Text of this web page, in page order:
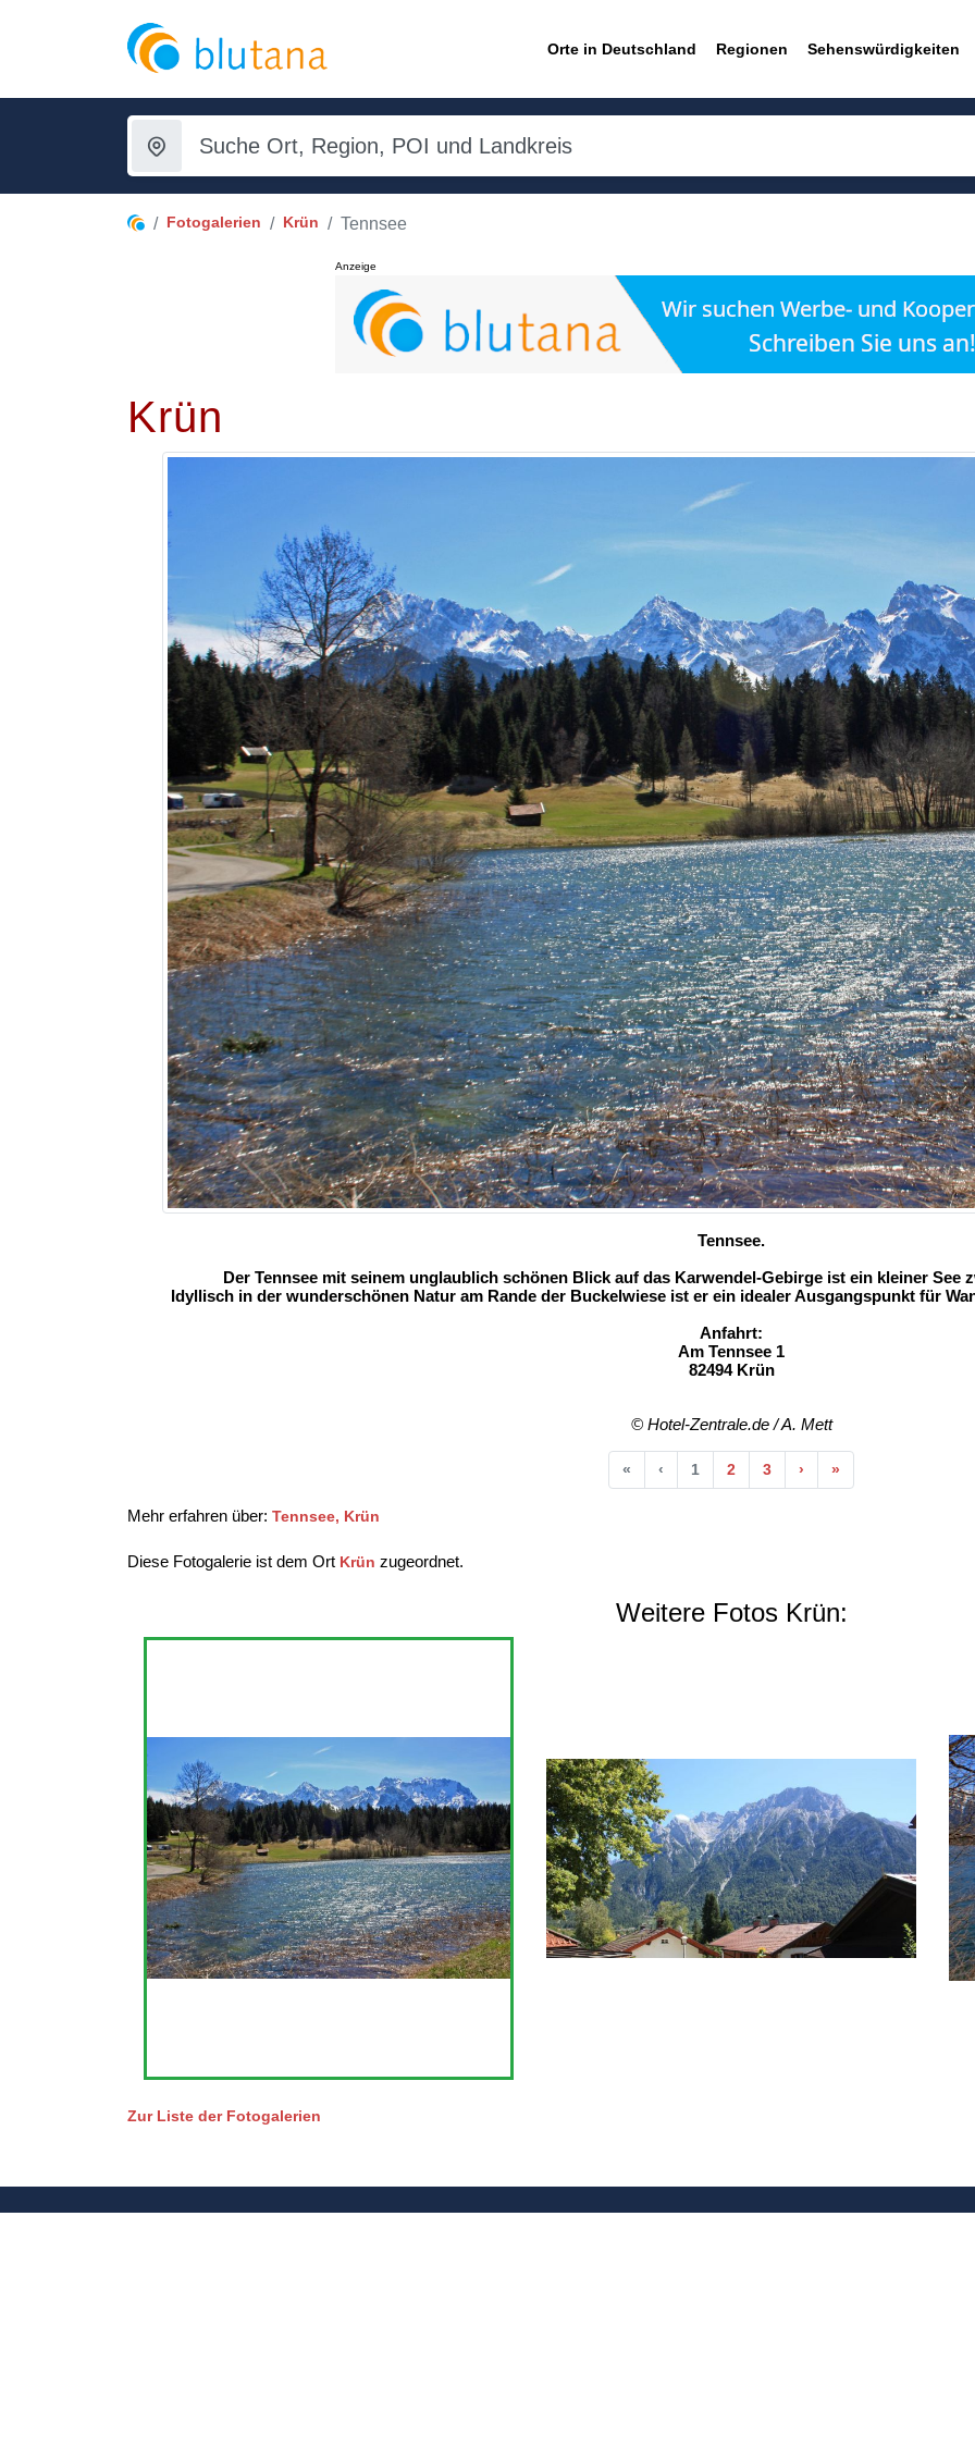
Orte in Deutschland Regionen Sehenswürdigkeiten
Fotogalerien Krün Tennsee
Anzeige
Krün
Tennsee.
Der Tennsee mit seinem unglaublich schönen Blick auf das Karwendel-Gebirge ist ein kleiner See
Idyllisch in der wunderschönen Natur am Rande der Buckelwiese ist er ein idealer Ausgangspunkt für
Anfahrt:
Am Tennsee 1
82494 Krün
© Hotel-Zentrale.de / A. Mett
« Anfang
‹ Vorherige
1 2 3 › Nächste
»
Mehr erfahren über: Tennsee, Krün
Diese Fotogalerie ist dem Ort Krün zugeordnet.
Weitere Fotos Krün:
Zur Liste der Fotogalerien